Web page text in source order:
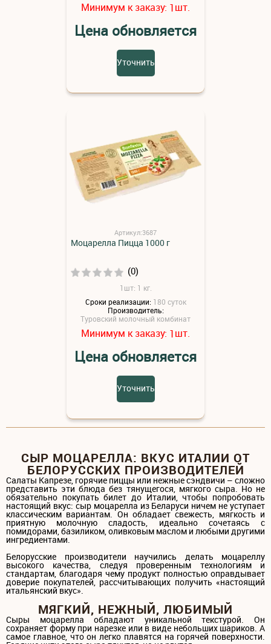
Минимум к заказу: 1шт.
Цена обновляется
Уточнить
Артикул:3687
Моцарелла Пицца 1000 г
(0)
1шт: 1 кг.
Сроки реализации: 180 суток
Производитель:
Туровский молочный комбинат
Минимум к заказу: 1шт.
Цена обновляется
Уточнить
СЫР МОЦАРЕЛЛА: ВКУС ИТАЛИИ ОТ
БЕЛОРУССКИХ ПРОИЗВОДИТЕЛЕЙ
Салаты Капрезе, горячие пиццы или нежные сэндвичи – сложно
представить эти блюда без тянущегося, мягкого сыра. Но не
обязательно покупать билет до Италии, чтобы попробовать
настоящий вкус: сыр моцарелла из Беларуси ничем не уступает
классическим вариантам. Он обладает свежесть, мягкость и
приятную молочную сладость, идеально сочетаясь с
помидорами, базиликом, оливковым маслом и любыми другими
ингредиентами.
Белорусские производители научились делать моцареллу
высокого качества, следуя проверенным технологиям и
стандартам, благодаря чему продукт полностью оправдывает
доверие покупателей, рассчитывающих получить «настоящий
итальянский вкус».
МЯГКИЙ, НЕЖНЫЙ, ЛЮБИМЫЙ
Сыры моцарелла обладают уникальной текстурой. Он
сохраняет форму при нарезке или в виде небольших шариков. А
самое главное, что он легко плавятся на горячей поверхности.